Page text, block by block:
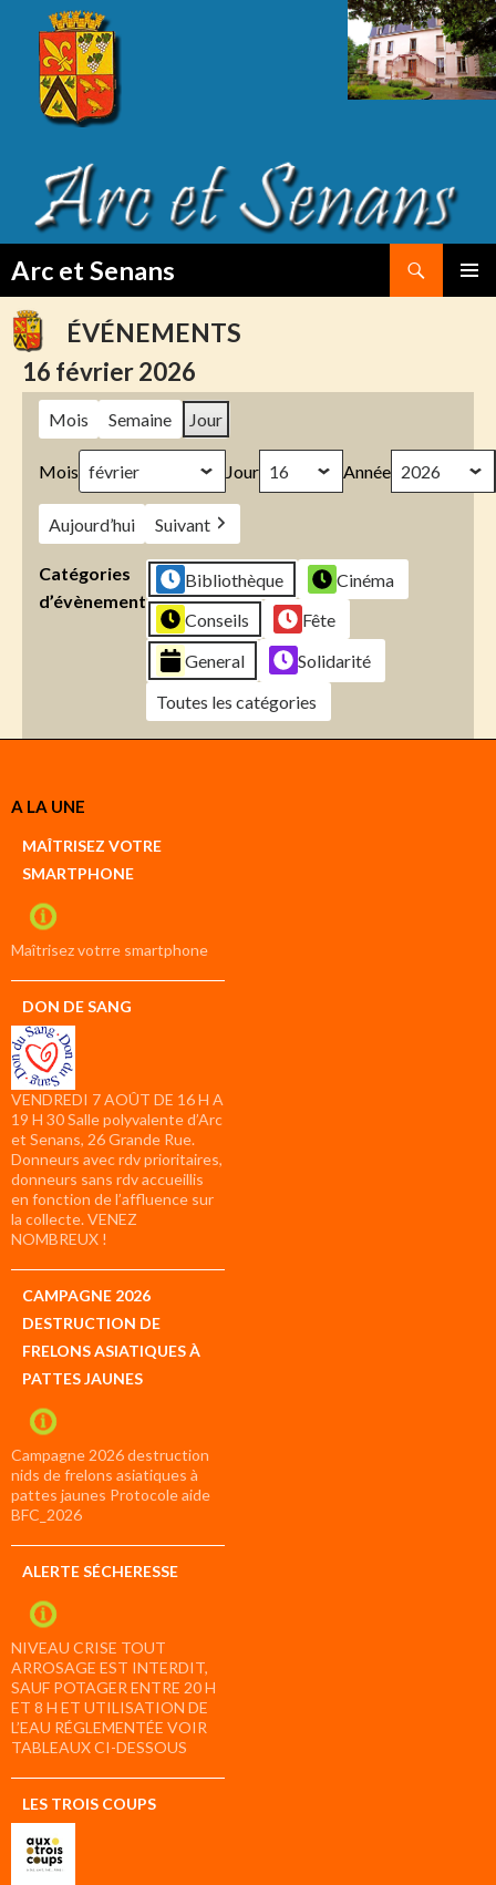
Arc et Senans
TO
CONTENTÉVÉNEMENTS
16 février 2026
Mois Semaine Jour
Mois Jour Année
Aujourd’hui Suivant
Catégories
d’évènement
Bibliothèque
Cinéma
Conseils
Fête
General
Solidarité
Toutes les catégories
Créer
compte
compte
A LA UNE
MAÎTRISEZ VOTRE
SMARTPHONE
Maîtrisez votrre smartphone
DON DE SANG
VENDREDI 7 AOÛT DE 16 H A
19 H 30 Salle polyvalente d’Arc
et Senans, 26 Grande Rue.
Donneurs avec rdv prioritaires,
donneurs sans rdv accueillis
en fonction de l’affluence sur
la collecte. VENEZ
NOMBREUX !
CAMPAGNE 2026
DESTRUCTION DE
FRELONS ASIATIQUES À
PATTES JAUNES
Campagne 2026 destruction
nids de frelons asiatiques à
pattes jaunes Protocole aide
BFC_2026
ALERTE SÉCHERESSE
NIVEAU CRISE TOUT
ARROSAGE EST INTERDIT,
SAUF POTAGER ENTRE 20 H
ET 8 H ET UTILISATION DE
L’EAU RÉGLEMENTÉE VOIR
TABLEAUX CI-DESSOUS
LES TROIS COUPS